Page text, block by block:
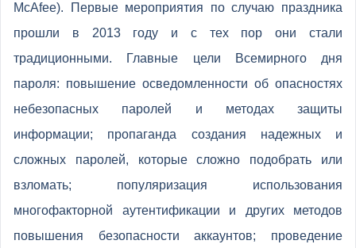
McAfee). Первые мероприятия по случаю праздника
прошли в 2013 году и с тех пор они стали
традиционными. Главные цели Всемирного дня
пароля: повышение осведомленности об опасностях
небезопасных паролей и методах защиты
информации; пропаганда создания надежных и
сложных паролей, которые сложно подобрать или
взломать; популяризация использования
многофакторной аутентификации и других методов
повышения безопасности аккаунтов; проведение